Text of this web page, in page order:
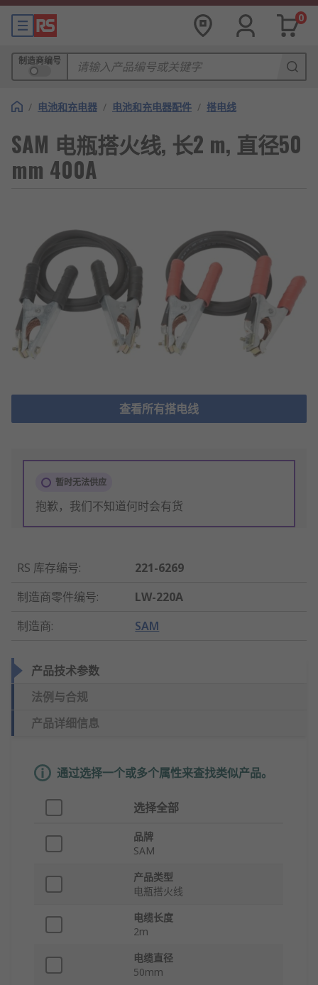
0
制造商编号
/ 电池和充电器 / 电池和充电器配件 / 搭电线
SAM 电瓶搭火线, 长2 m, 直径50
mm 400A
查看所有搭电线
暂时无法供应
抱歉，我们不知道何时会有货
RS 库存编号:
221-6269
制造商零件编号:
LW-220A
制造商: SAM
产品技术参数
法例与合规
产品详细信息
通过选择一个或多个属性来查找类似产品。
选择全部
品牌
SAM
产品类型
电瓶搭火线
电缆长度
2m
电缆直径
50mm